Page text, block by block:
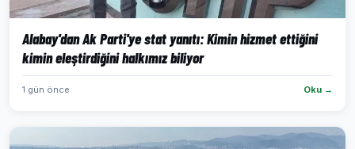
Alabay'dan Ak Parti'ye stat yanıtı: Kimin hizmet ettiğini
kimin eleştirdiğini halkımız biliyor
1 gün önce Oku →